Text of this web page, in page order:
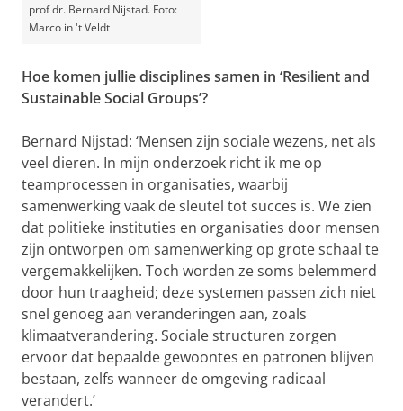
prof dr. Bernard Nijstad. Foto:
Marco in 't Veldt
Hoe komen jullie disciplines samen in ‘Resilient and
Sustainable Social Groups’?
Bernard Nijstad: ‘Mensen zijn sociale wezens, net als
veel dieren. In mijn onderzoek richt ik me op
teamprocessen in organisaties, waarbij
samenwerking vaak de sleutel tot succes is. We zien
dat politieke instituties en organisaties door mensen
zijn ontworpen om samenwerking op grote schaal te
vergemakkelijken. Toch worden ze soms belemmerd
door hun traagheid; deze systemen passen zich niet
snel genoeg aan veranderingen aan, zoals
klimaatverandering. Sociale structuren zorgen
ervoor dat bepaalde gewoontes en patronen blijven
bestaan, zelfs wanneer de omgeving radicaal
verandert.’